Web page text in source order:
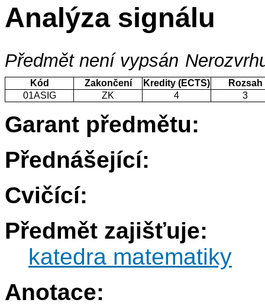
Analýza signálu
Předmět není vypsán
Kód Zakončení Kredity (ECTS)
Rozsah
01ASIG
ZK 4 3
Garant předmětu:
Přednášející:
Cvičící:
Předmět zajišťuje:
katedra matematiky
Anotace: